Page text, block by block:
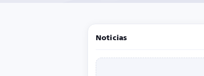
Noticias